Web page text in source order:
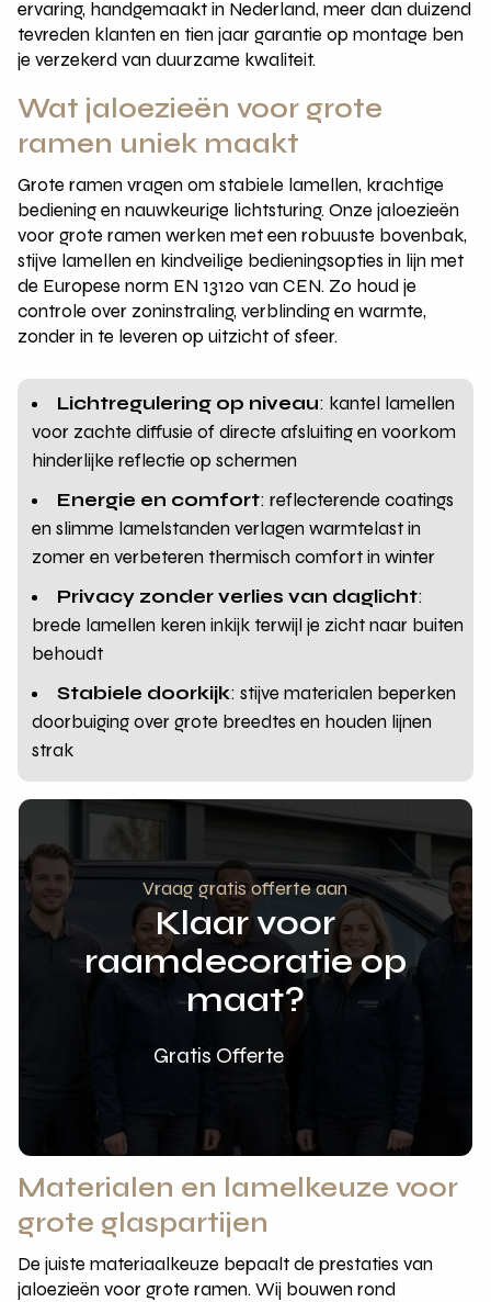
ervaring, handgemaakt in Nederland, meer dan duizend
tevreden klanten en tien jaar garantie op montage ben
je verzekerd van duurzame kwaliteit.
Wat jaloezieën voor grote
ramen uniek maakt
Grote ramen vragen om stabiele lamellen, krachtige
bediening en nauwkeurige lichtsturing. Onze jaloezieën
voor grote ramen werken met een robuuste bovenbak,
stijve lamellen en kindveilige bedieningsopties in lijn met
de Europese norm EN 13120 van CEN. Zo houd je
controle over zoninstraling, verblinding en warmte,
zonder in te leveren op uitzicht of sfeer.
Lichtregulering op niveau: kantel lamellen
voor zachte diffusie of directe afsluiting en voorkom
hinderlijke reflectie op schermen
Energie en comfort: reflecterende coatings
en slimme lamelstanden verlagen warmtelast in
zomer en verbeteren thermisch comfort in winter
Privacy zonder verlies van daglicht:
brede lamellen keren inkijk terwijl je zicht naar buiten
behoudt
Stabiele doorkijk: stijve materialen beperken
doorbuiging over grote breedtes en houden lijnen
strak
Vraag gratis offerte aan
Klaar voor
raamdecoratie op
maat?
Gratis Offerte
Materialen en lamelkeuze voor
grote glaspartijen
De juiste materiaalkeuze bepaalt de prestaties van
jaloezieën voor grote ramen. Wij bouwen rond